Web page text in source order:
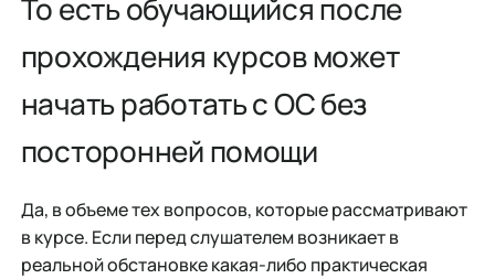
То есть обучающийся после
прохождения курсов может
начать работать с ОС без
посторонней помощи
Да, в объеме тех вопросов, которые рассматривают
в курсе. Если перед слушателем возникает в
реальной обстановке какая-либо практическая